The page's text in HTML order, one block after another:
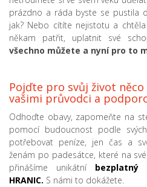
prázdno a ráda byste se pustila
jak? Nebo cítíte nejistotu a
někam patřit, uplatnit své
všechno můžete a nyní pro to
Pojďte pro svůj život
vašimi průvodci a
Odhoďte obavy, zapomeňte na
pomocí budoucnost podle
potřebovat peníze, jen čas a
ženám po padesátce, které na
přinášíme unikátní bezplatný
HRANIC. S námi to dokážete.